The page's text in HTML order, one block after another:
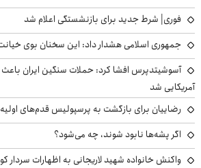
فوری| شرط جدید برای بازنشستگی اعلام شد
جمهوری اسلامی هشدار داد: این سخنان بوی
آمریکایی شد
رضاییان برای بازگشت به پرسپولیس قدم‌های
اگر پشه‌ها نابود شوند، چه می‌شود؟
واکنش خانواده شهید لاریجانی به اظهارات سردار